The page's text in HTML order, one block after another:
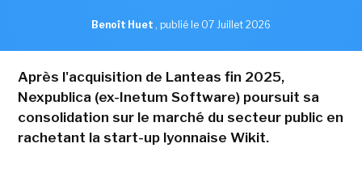
Benoît Huet , publié le 07 Juillet 2026
Après l'acquisition de Lanteas fin 2025,
Nexpublica (ex-Inetum Software) poursuit sa
consolidation sur le marché du secteur public en
rachetant la start-up lyonnaise Wikit.